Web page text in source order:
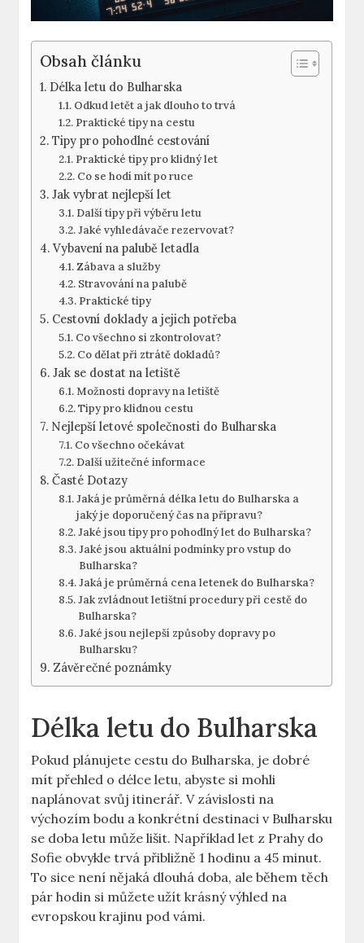
Obsah článku
Délka letu do Bulharska
Odkud letět a jak dlouho to trvá
Praktické tipy na cestu
Tipy pro pohodlné cestování
Praktické tipy pro klidný let
Co se hodí mít po ruce
Jak vybrat nejlepší let
Další tipy při výběru letu
Jaké vyhledávače rezervovat?
Vybavení na palubě letadla
Zábava a služby
Stravování na palubě
Praktické tipy
Cestovní doklady a jejich potřeba
Co všechno si zkontrolovat?
Co dělat při ztrátě dokladů?
Jak se dostat na letiště
Možnosti dopravy na letiště
Tipy pro klidnou cestu
Nejlepší letové společnosti do Bulharska
Co všechno očekávat
Další užitečné informace
Časté Dotazy
Jaká je průměrná délka letu do Bulharska a
jaký je doporučený čas na přípravu?
Jaké jsou tipy pro pohodlný let do Bulharska?
Jaké jsou aktuální podmínky pro vstup do
Bulharska?
Jaká je průměrná cena letenek do Bulharska?
Jak zvládnout letištní procedury při cestě do
Bulharska?
Jaké jsou nejlepší způsoby dopravy po
Bulharsku?
Závěrečné poznámky
Délka letu do Bulharska
Pokud plánujete cestu do Bulharska, je dobré
mít přehled o délce letu, abyste si mohli
naplánovat svůj itinerář. V závislosti na
výchozím bodu a konkrétní destinaci v Bulharsku
se doba letu může lišit. Například let z Prahy do
Sofie obvykle trvá přibližně 1 hodinu a 45 minut.
To sice není nějaká dlouhá doba, ale během těch
pár hodin si můžete užít krásný výhled na
evropskou krajinu pod vámi.